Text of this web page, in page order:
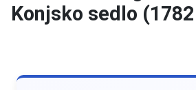
Konjsko sedlo